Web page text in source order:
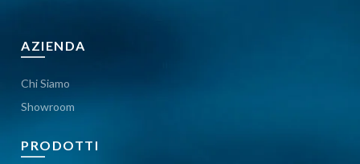
AZIENDA
Chi Siamo
Showroom
PRODOTTI